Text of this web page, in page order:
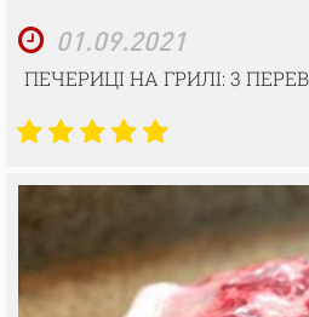
01.09.2021
ПЕЧЕРИЦІ НА ГРИЛІ: 3